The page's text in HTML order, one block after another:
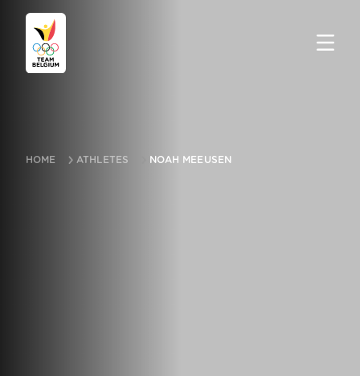
HOME ATHLETES NOAH MEEUSEN